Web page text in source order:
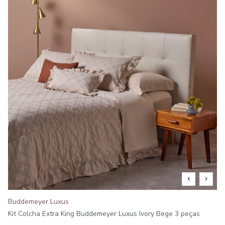
Buddemeyer Luxus
Kit Colcha Extra King Buddemeyer Luxus Ivory Bege 3 peças